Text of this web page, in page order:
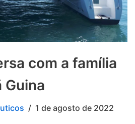
com a família
Guina
1 de agosto de 2022